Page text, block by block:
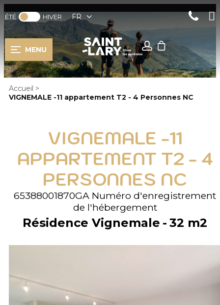
ÉTÉ HIVER FR
MENU
Accueil >
VIGNEMALE -11 appartement T2 - 4 Personnes NC
VIGNEMALE -11
APPARTEMENT T2 - 4
PERSONNES NC
65388001870GA Numéro d'enregistrement
de l'hébergement
Résidence Vignemale 32 m2